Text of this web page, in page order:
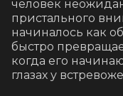
человек
пристального
начиналось как
быстро
когда его
глазах у